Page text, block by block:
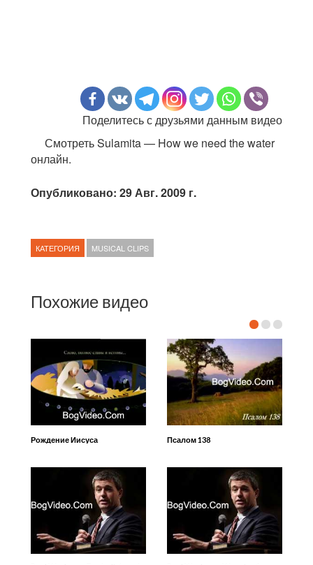
Поделитесь с друзьями данным видео
Смотреть Sulamita — How we need the water
онлайн.
Опубликовано: 29 Авг. 2009 г.
КАТЕГОРИЯ MUSICAL CLIPS
Похожие видео
Рождение Иисуса Псалом 138